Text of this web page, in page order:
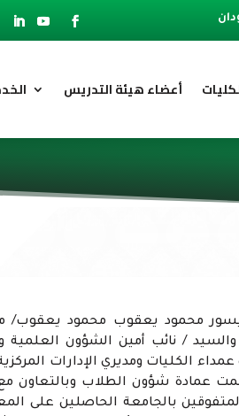
أعضاء هيئة التدريس
محمود يعقوب محمود يعقوب/
/ نائب أمين الشؤون العلمية
الكليات ومديري الإدارات
عمادة شؤون الطلاب وبالتعاون مع
بالجامعة الحاصلين على